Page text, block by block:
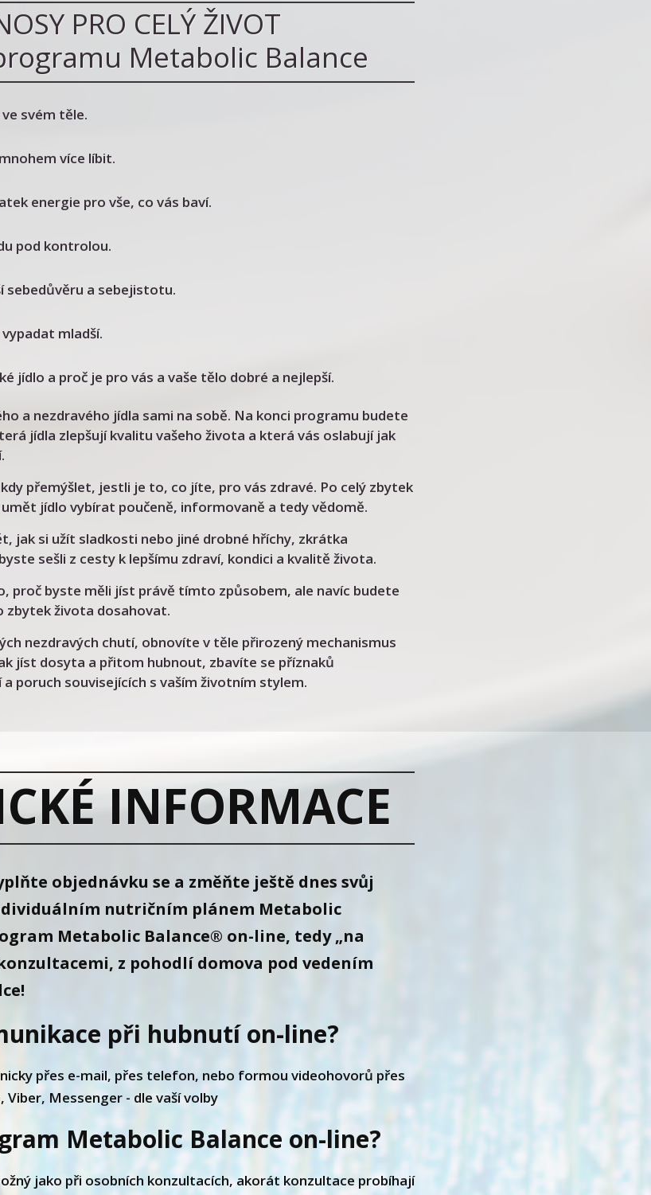
PRO CELÝ ŽIVOT
Metabolic Balance
svém těle.
více líbit.
energie pro vše, co vás baví.
pod kontrolou.
sebedůvěru a sebejistotu.
mladší.
jídlo a proč je pro vás a vaše tělo dobré a nejlepší.
a nezdravého jídla sami na sobě. Na konci programu budete
jídla zlepšují kvalitu vašeho života a která vás oslabují jak
přemýšlet, jestli je to, co jíte, pro vás zdravé. Po celý zbytek
jídlo vybírat poučeně, informovaně a tedy vědomě.
jak si užít sladkosti nebo jiné drobné hříchy, zkrátka
sešli z cesty k lepšímu zdraví, kondici a kvalitě života.
proč byste měli jíst právě tímto způsobem, ale navíc budete
zbytek života dosahovat.
nezdravých chutí, obnovíte v těle přirozený mechanismus
jíst dosyta a přitom hubnout, zbavíte se příznaků
poruch souvisejících s vaším životním stylem.
INFORMACE
objednávku se a změňte ještě dnes svůj
nutričním plánem Metabolic
Metabolic Balance® on-line, tedy „na
z pohodlí domova pod vedením
při hubnutí on-line?
přes e-mail, přes telefon, nebo formou videohovorů přes
Viber, Messenger - dle vaší volby
Metabolic Balance on-line?
jako při osobních konzultacích, akorát konzultace probíhají